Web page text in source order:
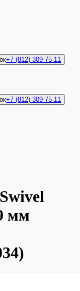
+7 (812) 309-75-11
+7 (812) 309-75-11
мм